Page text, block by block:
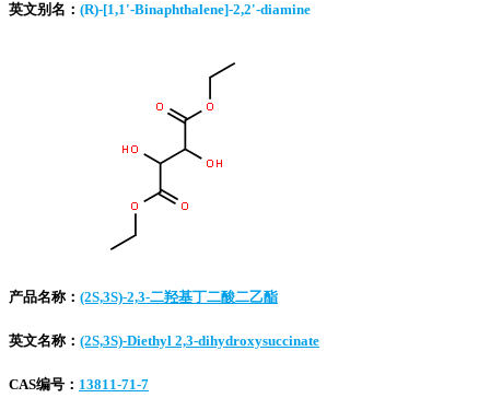
英文别名： (R)-[1,1'-Binaphthalene]-2,2'-diamine
产品名称： (2S,3S)-2,3-二羟基丁二酸二乙酯
英文名称： (2S,3S)-Diethyl 2,3-dihydroxysuccinate
CAS编号： 13811-71-7